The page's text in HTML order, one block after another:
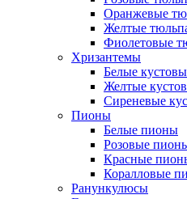
Оранжевые
Желтые
Фиолетовые
Хризантемы
Белые
Желтые
Сиреневые
Пионы
Белые пионы
Розовые
Красные
Коралловые
Ранункулюсы